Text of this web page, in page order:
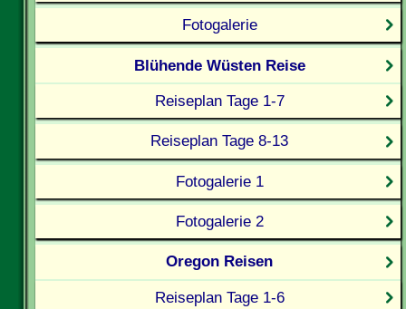
Fotogalerie
Blühende Wüsten Reise
Reiseplan Tage 1-7
Reiseplan Tage 8-13
Fotogalerie 1
Fotogalerie 2
Oregon Reisen
Reiseplan Tage 1-6